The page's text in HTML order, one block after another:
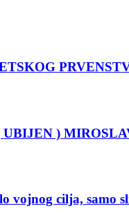
UBIJEN )
cilja, samo